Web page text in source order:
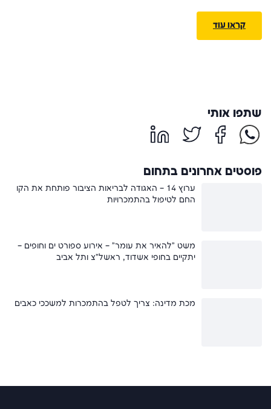
קראו עוד
שתפו אותי
פוסטים אחרונים בתחום
ערוץ 14 – האגודה לבריאות הציבור פותחת את הקו
החם לטיפול בהתמכרויות
משט "להאיר את עומר" – אירוע ספורט ים וחופים –
יתקיים בחופי אשדוד, ראשל"צ ותל אביב
מכת מדינה: צריך לטפל בהתמכרות למשככי כאבים